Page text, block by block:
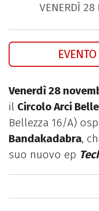
VENERDÌ 28
Venerdì 28
il Circolo Arci
Bellezza 16/A)
Bandakadabra,
suo nuovo ep